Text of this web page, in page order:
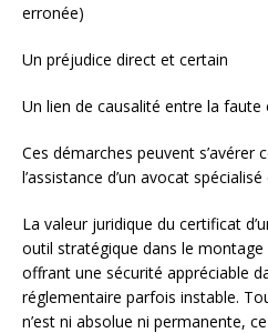
erronée)
Un préjudice direct et certain
Un lien de causalité entre la faute
Ces démarches peuvent s’avérer
l’assistance d’un avocat
La valeur juridique du certificat
outil stratégique dans le
offrant une sécurité appréciable
réglementaire parfois instable.
n’est ni absolue ni permanente,